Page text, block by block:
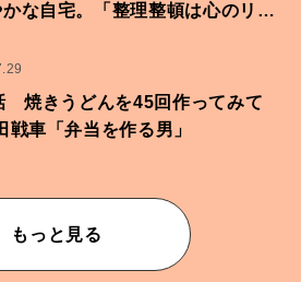
な自宅。「整理整頓は心のリズ
焼きうどんを45回作ってみて
戦車「弁当を作る男」
もっと見る